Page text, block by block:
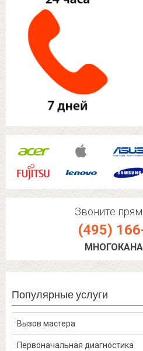
Звоните
(495)
Популярные услуги
Вызов мастера
Первоначальная диагностика